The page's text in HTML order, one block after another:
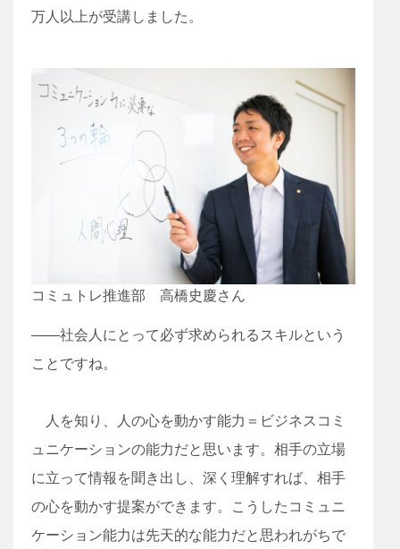
万人以上が受講しました。
コミュトレ推進部 高橋史慶さん
――社会人にとって必ず求められるスキルという
ことですね。
人を知り、人の心を動かす能力＝ビジネスコミ
ュニケーションの能力だと思います。相手の立場
に立って情報を聞き出し、深く理解すれば、相手
の心を動かす提案ができます。こうしたコミュニ
ケーション能力は先天的な能力だと思われがちで